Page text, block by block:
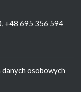
+48 695 356 594
osobowych